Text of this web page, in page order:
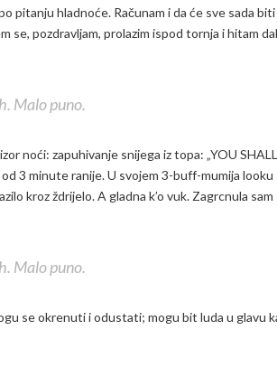
pitanju hladnoće. Računam i da će sve sada
se, pozdravljam, prolazim ispod tornja i hitam
Malo puno.
noći: zapuhivanje snijega iz topa: „YOU
3 minute ranije. U svojem 3-buff-mumija looku
kroz ždrijelo. A gladna k’o vuk. Zagrcnula sam
Malo puno.
se okrenuti i odustati; mogu bit luda u glavu